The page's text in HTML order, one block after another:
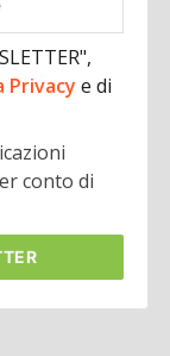
Privacye di
conto di